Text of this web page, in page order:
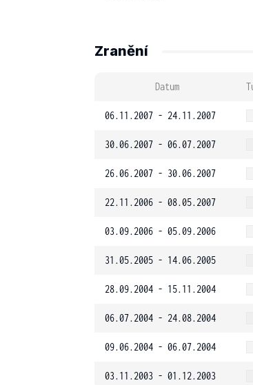
Zranění
Datum
06.11.2007 - 24.11.2007
30.06.2007 - 06.07.2007
26.06.2007 - 30.06.2007
22.11.2006 - 08.05.2007
03.09.2006 - 05.09.2006
31.05.2005 - 14.06.2005
28.09.2004 - 15.11.2004
06.07.2004 - 24.08.2004
09.06.2004 - 06.07.2004
03.11.2003 - 01.12.2003